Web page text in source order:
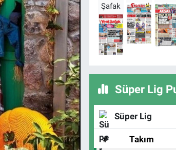
Şafak
Süper Lig
Süper Lig
# Takım